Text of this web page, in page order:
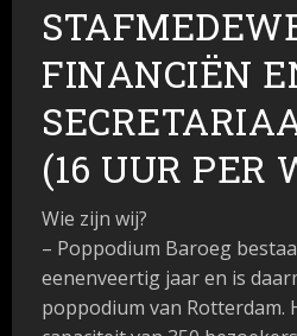
FINANCIËN
(16 UUR PER
Wie zijn wij?
– Poppodium Baroeg
eenenveertig jaar en is
poppodium van Rotterdam.